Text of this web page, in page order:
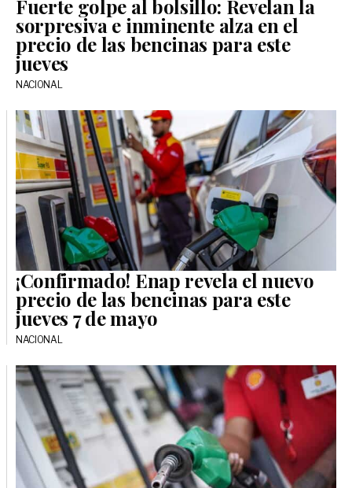
Fuerte golpe al bolsillo: Revelan la
sorpresiva e inminente alza en el
precio de las bencinas para este
jueves
NACIONAL
¡Confirmado! Enap revela el nuevo
precio de las bencinas para este
jueves 7 de mayo
NACIONAL